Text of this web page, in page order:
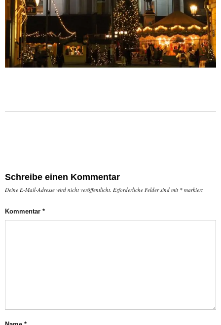
Schreibe einen Kommentar
Deine E-Mail-Adresse wird nicht veröffentlicht. Erforderliche Felder sind mit * markiert
Kommentar *